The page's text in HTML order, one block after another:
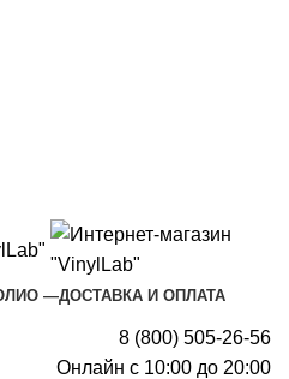
—ДОСТАВКА И ОПЛАТА
8 (800) 505-26-56
Онлайн с 10:00 до 20:00